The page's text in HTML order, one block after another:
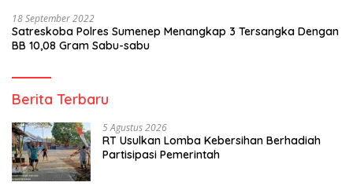
18 September 2022
Satreskoba Polres Sumenep Menangkap 3 Tersangka Dengan
BB 10,08 Gram Sabu-sabu
Berita Terbaru
5 Agustus 2026
RT Usulkan Lomba Kebersihan Berhadiah
Partisipasi Pemerintah